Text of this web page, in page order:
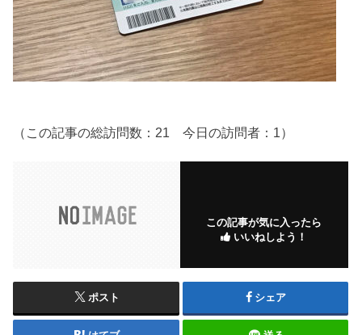
（この記事の総訪問数：21 今日の訪問者：1）
この記事が気に入ったら
いいねしよう！
ポスト シェア